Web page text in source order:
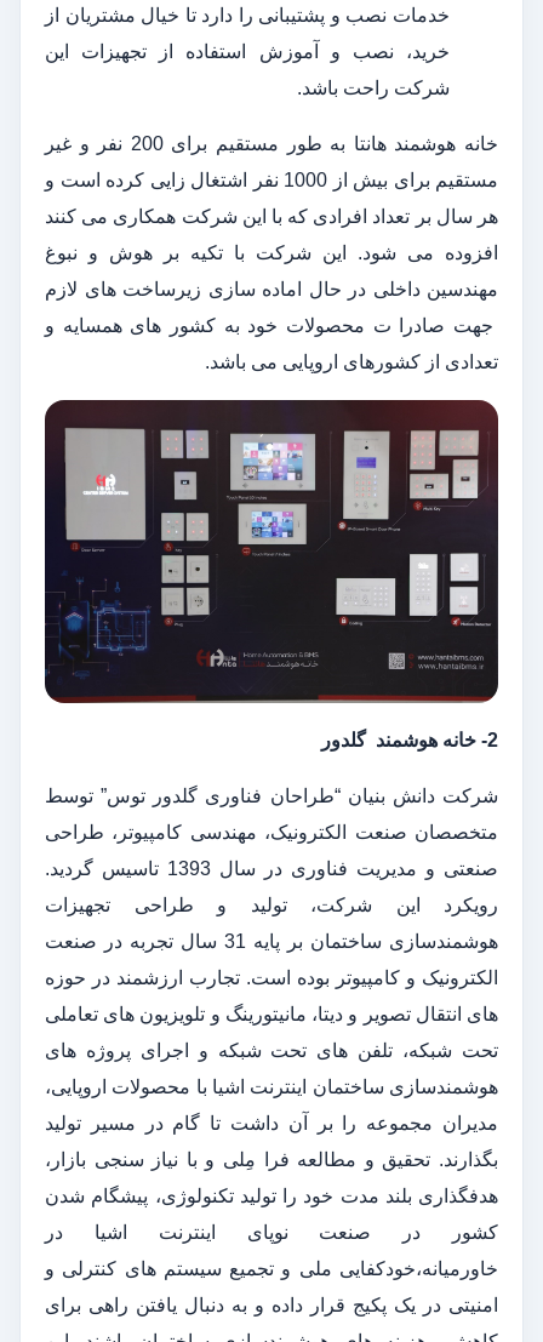
خدمات نصب و پشتیبانی را دارد تا خیال مشتریان از
خرید، نصب و آموزش استفاده از تجهیزات این
شرکت راحت باشد.
خانه هوشمند هانتا به طور مستقیم برای 200 نفر و غیر
مستقیم برای بیش از 1000 نفر اشتغال زایی کرده است و
هر سال بر تعداد افرادی که با این شرکت همکاری می کنند
افزوده می شود. این شرکت با تکیه بر هوش و نبوغ
مهندسین داخلی در حال اماده سازی زیرساخت های لازم
جهت صادرا ت محصولات خود به کشور های همسایه و
تعدادی از کشورهای اروپایی می باشد.
2- خانه هوشمند گلدور
شرکت دانش بنیان “طراحان فناوری گلدور توس” توسط
متخصصان صنعت الکترونیک، مهندسی کامپیوتر، طراحی
صنعتی و مدیریت فناوری در سال 1393 تاسیس گردید.
رویکرد این شرکت، تولید و طراحی تجهیزات
هوشمندسازی ساختمان بر پایه 31 سال تجربه در صنعت
الکترونیک و کامپیوتر بوده است. تجارب ارزشمند در حوزه
های انتقال تصویر و دیتا، مانیتورینگ و تلویزیون های تعاملی
تحت شبکه، تلفن های تحت شبکه و اجرای پروژه های
هوشمندسازی ساختمان اینترنت اشیا با محصولات اروپایی،
مدیران مجموعه را بر آن داشت تا گام در مسیر تولید
بگذارند. تحقیق و مطالعه فرا مِلی و با نیاز سنجی بازار،
هدفگذاری بلند مدت خود را تولید تکنولوژی، پیشگام شدن
کشور در صنعت نوپای اینترنت اشیا در
خاورمیانه،خودکفایی ملی و تجمیع سیستم های کنترلی و
امنیتی در یک پکیج قرار داده و به دنبال یافتن راهی برای